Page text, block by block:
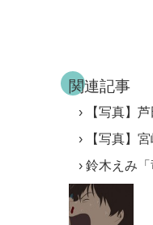
関連記事
【写真】
【写真】
鈴木えみ